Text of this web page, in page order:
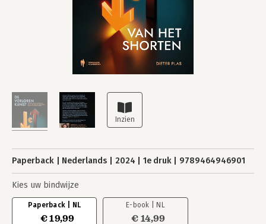
Paperback Nederlands 2024 1e druk 9789464946901
Kies uw bindwijze
Paperback | NL
€ 19,99
E-book | NL
€ 14,99